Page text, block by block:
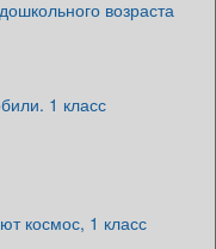
возраста
1 класс
космос, 1 класс